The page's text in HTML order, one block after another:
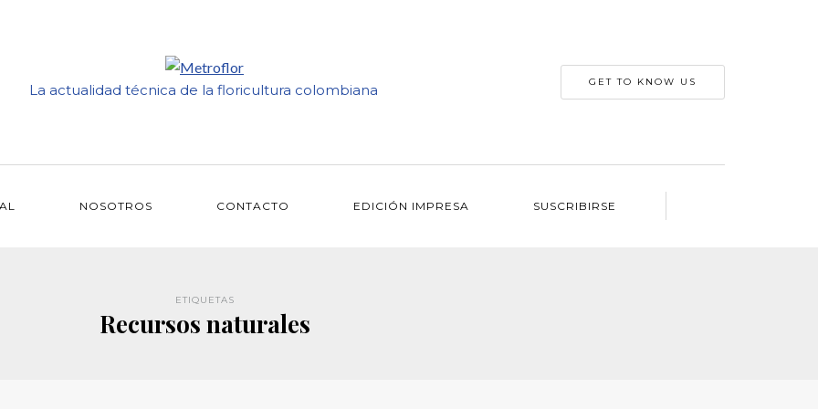
La actualidad técnica de la floricultura colombiana GET TO KNOW US
NOSOTROS CONTACTO EDICIÓN IMPRESA SUSCRIBIRSE
ETIQUETAS
Recursos naturales